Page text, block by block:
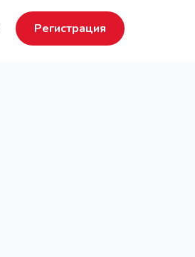
Регистрация